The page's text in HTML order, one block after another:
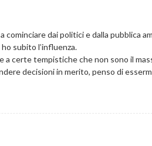
cominciare dai politici e dalla pubblica
subito l’influenza.
certe tempistiche che non sono il
decisioni in merito, penso di